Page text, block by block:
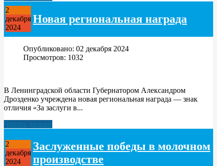
2
декабря
2024
Новая региональная награда
Опубликовано: 02 декабря 2024
Просмотров: 1032
В Ленинградской области Губернатором Александром
Дрозденко учреждена новая региональная награда — знак
отличия «За заслуги в...
Читать дальше
2
декабря
2024
Заслуженные победы в молочном
производстве